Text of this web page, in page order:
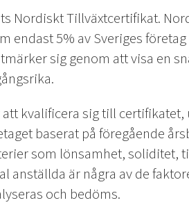
Nordiskt Tillväxtcertifikat.
endast 5% av Sveriges
sig genom att visa en
att kvalificera sig till certifikatet,
baserat på föregående
som lönsamhet, soliditet,
anställda är några av de
och bedöms.